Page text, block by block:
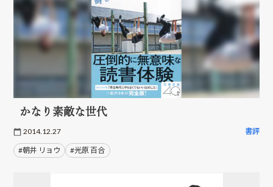
かなり素敵な世代
2014.12.27 書評
#朝井 リョウ #光原 百合